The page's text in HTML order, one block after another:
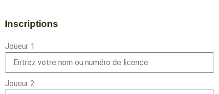
Inscriptions
Joueur 1
Joueur 2